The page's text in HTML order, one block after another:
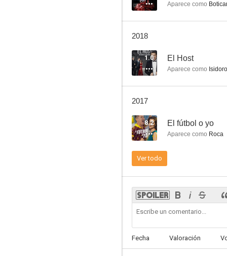
Aparece como
2018
1.0 El Host
Aparece como Isidoro
2017
8.2 El fútbol o yo
Aparece como Roca
Ver todo
Fecha Valoración